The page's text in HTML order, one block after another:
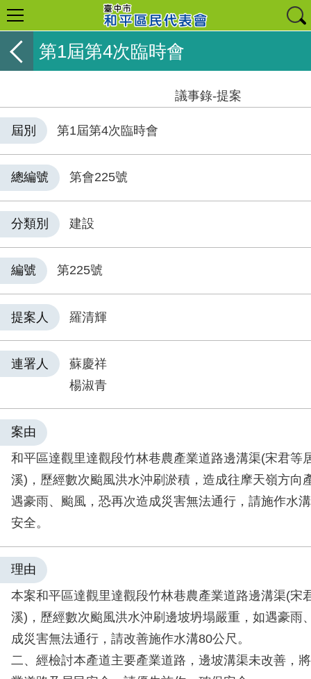
第1屆第4次臨時會
議事錄-提案
屆別 第1屆第4次臨時會
總編號 第會225號
分類別 建設
編號 第225號
提案人 羅清輝
連署人
蘇慶祥
楊淑青
案由
和平區達觀里達觀段竹林巷農產業道路邊溝渠(宋君等
溪)，歷經數次颱風洪水沖刷淤積，造成往摩天嶺方向
遇豪雨、颱風，恐再次造成災害無法通行，請施作水
安全。
理由
本案和平區達觀里達觀段竹林巷農產業道路邊溝渠(宋
溪)，歷經數次颱風洪水沖刷邊坡坍塌嚴重，如遇豪雨
成災害無法通行，請改善施作水溝80公尺。
二、經檢討本產道主要產業道路，邊坡溝渠未改善，